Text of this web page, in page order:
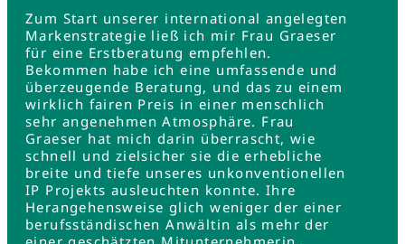
Zum Start unserer international angelegten
Markenstrategie ließ ich mir Frau Graeser
für eine Erstberatung empfehlen.
Bekommen habe ich eine umfassende und
überzeugende Beratung, und das zu einem
wirklich fairen Preis in einer menschlich
sehr angenehmen Atmosphäre. Frau
Graeser hat mich darin überrascht, wie
schnell und zielsicher sie die erhebliche
breite und tiefe unseres unkonventionellen
IP Projekts ausleuchten konnte. Ihre
Herangehensweise glich weniger der einer
berufsständischen Anwältin als mehr der